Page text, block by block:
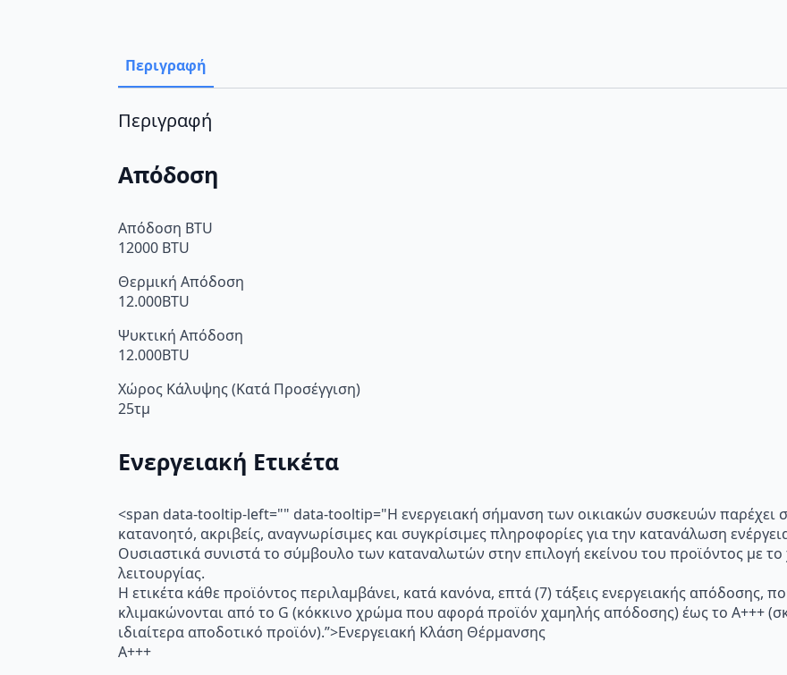
Wi-
Περιγραφή
Περιγραφή
Απόδοση
Απόδοση BTU
12000 BTU
Θερμική Απόδοση
12.000BTU
Ψυκτική Απόδοση
12.000BTU
Χώρος Κάλυψης (Κατά Προσέγγιση)
25τμ
Ενεργειακή Ετικέτα
<span data-tooltip-left="" data-tooltip="Η ενεργειακή σήμανση των οικιακών συσκευών παρέχει
κατανοητό, ακριβείς, αναγνωρίσιμες και συγκρίσιμες πληροφορίες για την κατανάλωση
Ουσιαστικά συνιστά το σύμβουλο των καταναλωτών στην επιλογή εκείνου του προϊόντος με
λειτουργίας.
Η ετικέτα κάθε προϊόντος περιλαμβάνει, κατά κανόνα, επτά (7) τάξεις ενεργειακής απόδοσης,
κλιμακώνονται από το G (κόκκινο χρώμα που αφορά προϊόν χαμηλής απόδοσης) έως το Α+++
ιδιαίτερα αποδοτικό προϊόν).”>Ενεργειακή Κλάση Θέρμανσης
A+++